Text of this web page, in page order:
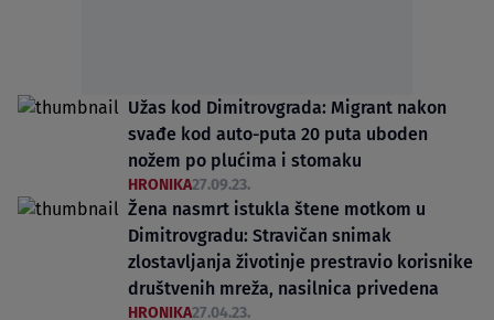
Užas kod Dimitrovgrada: Migrant nakon
svađe kod auto-puta 20 puta uboden
nožem po plućima i stomaku
HRONIKA27.09.23.
Žena nasmrt istukla štene motkom u
Dimitrovgradu: Stravičan snimak
zlostavljanja životinje prestravio korisnike
društvenih mreža, nasilnica privedena
HRONIKA27.04.23.